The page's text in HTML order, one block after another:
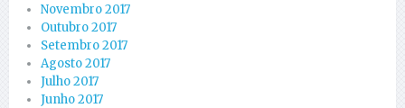
Novembro 2017
Outubro 2017
Setembro 2017
Agosto 2017
Julho 2017
Junho 2017